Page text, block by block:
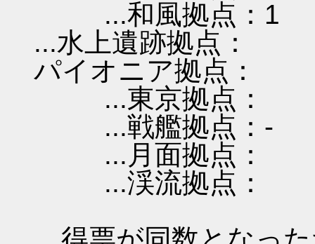
...和風拠点：1
...水上遺跡拠点：
パイオニア拠点：
...東京拠点：
...戦艦拠点：-
...月面拠点：
...渓流拠点：